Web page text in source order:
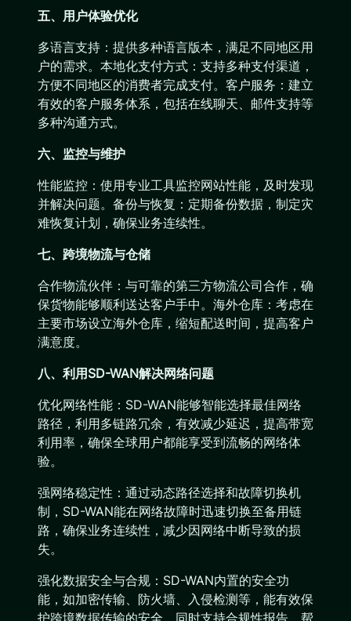
五、用户体验优化
多语言支持：提供多种语言版本，满足不同地区用
户的需求。本地化支付方式：支持多种支付渠道，
方便不同地区的消费者完成支付。客户服务：建立
有效的客户服务体系，包括在线聊天、邮件支持等
多种沟通方式。
六、监控与维护
性能监控：使用专业工具监控网站性能，及时发现
并解决问题。备份与恢复：定期备份数据，制定灾
难恢复计划，确保业务连续性。
七、跨境物流与仓储
合作物流伙伴：与可靠的第三方物流公司合作，确
保货物能够顺利送达客户手中。海外仓库：考虑在
主要市场设立海外仓库，缩短配送时间，提高客户
满意度。
八、利用SD-WAN解决网络问题
优化网络性能：SD-WAN能够智能选择最佳网络
路径，利用多链路冗余，有效减少延迟，提高带宽
利用率，确保全球用户都能享受到流畅的网络体
验。
强网络稳定性：通过动态路径选择和故障切换机
制，SD-WAN能在网络故障时迅速切换至备用链
路，确保业务连续性，减少因网络中断导致的损
失。
强化数据安全与合规：SD-WAN内置的安全功
能，如加密传输、防火墙、入侵检测等，能有效保
护跨境数据传输的安全，同时支持合规性报告，帮